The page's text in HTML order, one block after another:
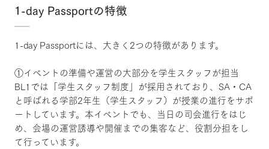
1-day Passportの特徴
1-day Passportには、大きく2つの特徴があります。
①イベントの準備や運営の大部分を学生スタッフが担当
BL1では「学生スタッフ制度」が採用されており、SA・CA
と呼ばれる学部2年生（学生スタッフ）が授業の進行をサポ
ートしています。本イベントでも、当日の司会進行をはじ
め、会場の運営誘導や開催までの集客など、役割分担をし
て行っています。